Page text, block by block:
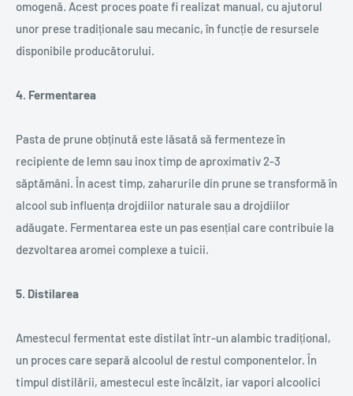
omogenă. Acest proces poate fi realizat manual, cu ajutorul
unor prese tradiționale sau mecanic, în funcție de resursele
disponibile producătorului.
4. Fermentarea
Pasta de prune obținută este lăsată să fermenteze în
recipiente de lemn sau inox timp de aproximativ 2-3
săptămâni. În acest timp, zaharurile din prune se transformă în
alcool sub influența drojdiilor naturale sau a drojdiilor
adăugate. Fermentarea este un pas esențial care contribuie la
dezvoltarea aromei complexe a tuicii.
5. Distilarea
Amestecul fermentat este distilat într-un alambic tradițional,
un proces care separă alcoolul de restul componentelor. În
timpul distilării, amestecul este încălzit, iar vapori alcoolici